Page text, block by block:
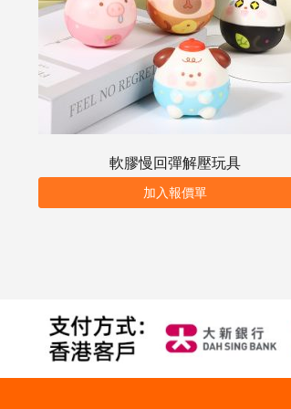
軟膠慢回彈解壓玩具
加入報價單